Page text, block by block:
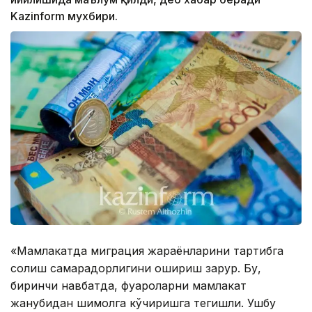
Kazinform мухбири.
«Мамлакатда миграция жараёнларини тартибга
солиш самарадорлигини ошириш зарур. Бу,
биринчи навбатда, фуқароларни мамлакат
жанубидан шимолга кўчиришга тегишли. Ушбу